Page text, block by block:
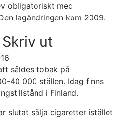
obligatoriskt med
lagändringen kom 2009.
Skriv ut
såldes tobak på
40 000 ställen. Idag finns
i Finland.
slutat sälja cigaretter istället